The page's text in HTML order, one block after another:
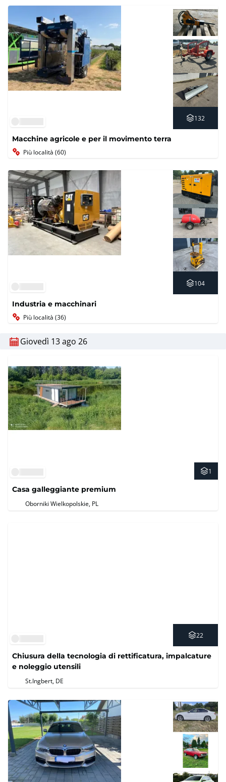
132
Macchine agricole e per il movimento terra
Più località (60)
104
Industria e macchinari
Più località (36)
Giovedì 13 ago 26
1
Casa galleggiante premium
Oborniki Wielkopolskie, PL
22
Chiusura della tecnologia di rettificatura, impalcature
e noleggio utensili
St.Ingbert, DE